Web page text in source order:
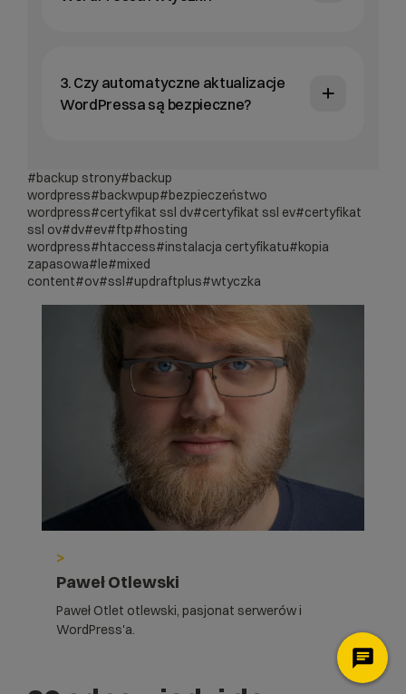
3. Czy automatyczne aktualizacje
WordPressa są bezpieczne?
#backup strony#backup
wordpress#backwpup#bezpieczeństwo
wordpress#certyfikat ssl dv#certyfikat ssl ev#certyfikat
ssl ov#dv#ev#ftp#hosting
wordpress#htaccess#instalacja certyfikatu#kopia
zapasowa#le#mixed
content#ov#ssl#updraftplus#wtyczka
>
Paweł Otlewski
Paweł Otlet otlewski, pasjonat serwerów i
WordPress'a.